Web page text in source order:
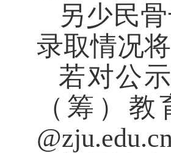
另少民
录取情况
若对公
（筹）
@zju.edu.cn